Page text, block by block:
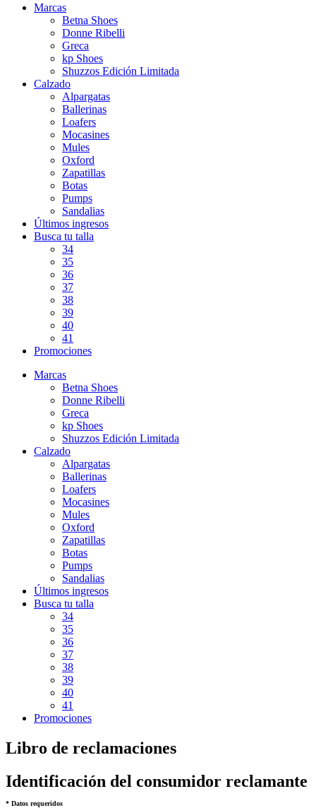
Marcas
Betna Shoes
Donne Ribelli
Greca
kp Shoes
Shuzzos Edición Limitada
Calzado
Alpargatas
Ballerinas
Loafers
Mocasines
Mules
Oxford
Zapatillas
Botas
Pumps
Sandalias
Últimos ingresos
Busca tu talla
34
35
36
37
38
39
40
41
Promociones
Marcas
Betna Shoes
Donne Ribelli
Greca
kp Shoes
Shuzzos Edición Limitada
Calzado
Alpargatas
Ballerinas
Loafers
Mocasines
Mules
Oxford
Zapatillas
Botas
Pumps
Sandalias
Últimos ingresos
Busca tu talla
34
35
36
37
38
39
40
41
Promociones
Libro de reclamaciones
Identificación del consumidor reclamante
* Datos requeridos